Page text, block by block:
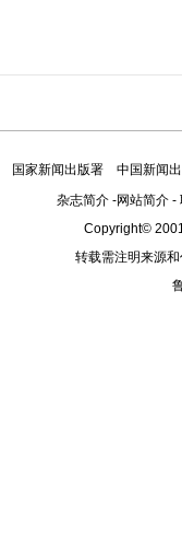
国家新闻出版署
中国新闻
杂志简介-网站简介-
Copyright©
转载需注明来源